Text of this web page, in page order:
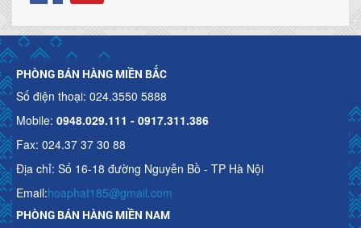
PHÒNG BÁN HÀNG MIỀN BẮC
Số điện thoại: 024.3550 5888
Mobile: 0948.029.111 - 0917.311.386
Fax: 024.37 37 30 88
Địa chỉ: Số 16-18 đường Nguyễn Bồ - TP Hà Nội
Email:hoaphat185@gmail.com
PHÒNG BÁN HÀNG MIỀN NAM